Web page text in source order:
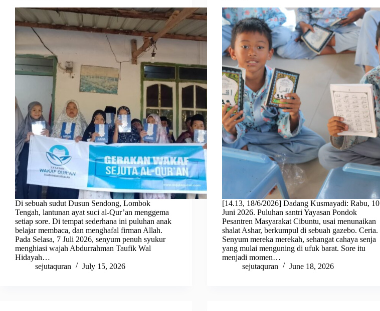
Di sebuah sudut Dusun Sendong, Lombok
Tengah, lantunan ayat suci al-Qur’an menggema
setiap sore. Di tempat sederhana ini puluhan anak
belajar membaca, dan menghafal firman Allah.
Pada Selasa, 7 Juli 2026, senyum penuh syukur
menghiasi wajah Abdurrahman Taufik Wal
Hidayah…
sejutaquran
July 15, 2026
[14.13, 18/6/2026] Dadang Kusmayadi: Rabu, 10
Juni 2026. Puluhan santri Yayasan Pondok
Pesantren Masyarakat Cibuntu, usai menunaikan
shalat Ashar, berkumpul di sebuah gazebo. Ceria.
Senyum mereka merekah, sehangat cahaya senja
yang mulai menguning di ufuk barat. Sore itu
menjadi momen…
sejutaquran
June 18, 2026